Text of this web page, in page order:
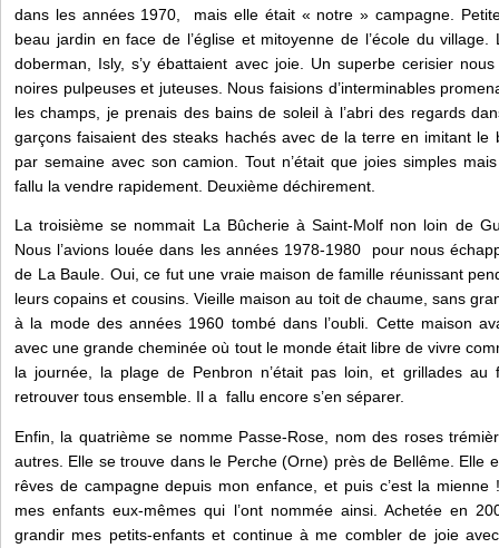
dans les années 1970, mais elle était « notre » campagne.
beau jardin en face de l’église et mitoyenne de l’école du
doberman, Isly, s’y ébattaient avec joie. Un superbe cerisier
noires pulpeuses et juteuses. Nous faisions d’interminables
les champs, je prenais des bains de soleil à l’abri des regards
garçons faisaient des steaks hachés avec de la terre en imitant le
par semaine avec son camion. Tout n’était que joies simples
fallu la vendre rapidement. Deuxième déchirement.
La troisième se nommait La Bûcherie à Saint-Molf non loin de
Nous l’avions louée dans les années 1978-1980 pour nous
de La Baule. Oui, ce fut une vraie maison de famille réunissant
leurs copains et cousins. Vieille maison au toit de chaume, sans
à la mode des années 1960 tombé dans l’oubli. Cette maison
avec une grande cheminée où tout le monde était libre de vivre
la journée, la plage de Penbron n’était pas loin, et grillades
retrouver tous ensemble. Il a fallu encore s’en séparer.
Enfin, la quatrième se nomme Passe-Rose, nom des roses
autres. Elle se trouve dans le Perche (Orne) près de Bellême. Elle
rêves de campagne depuis mon enfance, et puis c’est la
mes enfants eux-mêmes qui l’ont nommée ainsi. Achetée en
grandir mes petits-enfants et continue à me combler de joie